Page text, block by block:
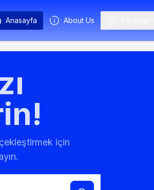
Anasayfa About Us
için